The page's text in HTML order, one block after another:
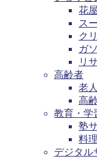
花
ス
ク
ガ
リ
高齢者
老
高
教育・学
塾
料
デジタル